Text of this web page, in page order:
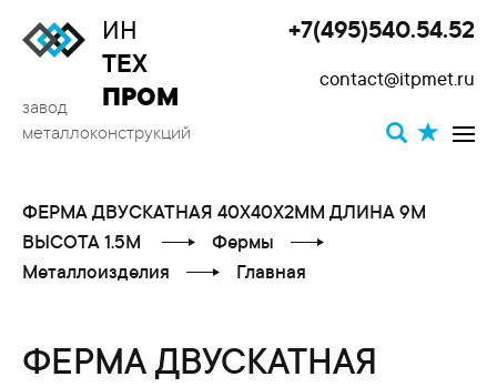
ИН
ТЕХ
ПРОМ
завод
металлоконструкций
+7(495)540.54.52
contact@itpmet.ru
ФЕРМА ДВУСКАТНАЯ 40X40X2ММ ДЛИНА 9М
ВЫСОТА 1.5М
Фермы
Металлоизделия
Главная
ФЕРМА ДВУСКАТНАЯ